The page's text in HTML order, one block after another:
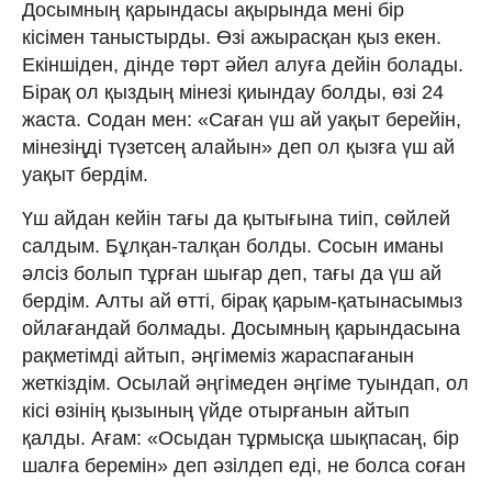
Досымның қарындасы ақырында мені бір
кісімен таныстырды. Өзі ажырасқан қыз екен.
Екіншіден, дінде төрт әйел алуға дейін болады.
Бірақ ол қыздың мінезі қиындау болды, өзі 24
жаста. Содан мен: «Саған үш ай уақыт берейін,
мінезіңді түзетсең алайын» деп ол қызға үш ай
уақыт бердім.
Үш айдан кейін тағы да қытығына тиіп, сөйлей
салдым. Бұлқан-талқан болды. Сосын иманы
әлсіз болып тұрған шығар деп, тағы да үш ай
бердім. Алты ай өтті, бірақ қарым-қатынасымыз
ойлағандай болмады. Досымның қарындасына
рақметімді айтып, әңгімеміз жараспағанын
жеткіздім. Осылай әңгімеден әңгіме туындап, ол
кісі өзінің қызының үйде отырғанын айтып
қалды. Ағам: «Осыдан тұрмысқа шықпасаң, бір
шалға беремін» деп әзілдеп еді, не болса соған